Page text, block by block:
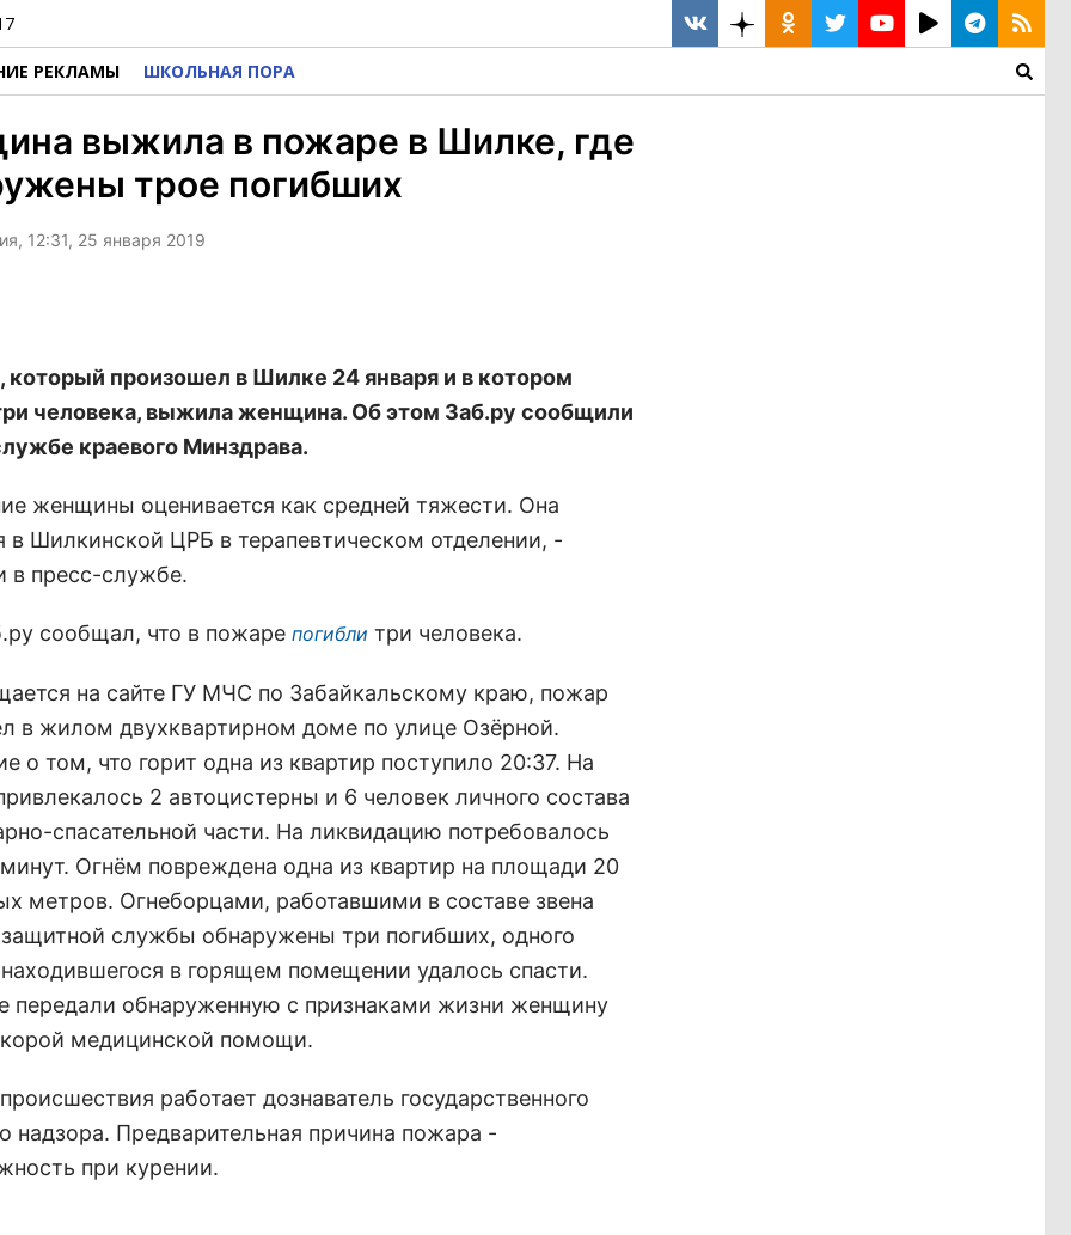
РЕКЛАМЫ ШКОЛЬНАЯ ПОРА
выжила в пожаре в Шилке, где
трое погибших
12:31, 25 января 2019
который произошел в Шилке 24 января и в котором
человека, выжила женщина. Об этом Заб.ру сообщили
краевого Минздрава.
женщины оценивается как средней тяжести. Она
в Шилкинской ЦРБ в терапевтическом отделении, -
в пресс-службе.
сообщал, что в пожаре погибли три человека.
на сайте ГУ МЧС по Забайкальскому краю, пожар
в жилом двухквартирном доме по улице Озёрной.
о том, что горит одна из квартир поступило 20:37. На
2 автоцистерны и 6 человек личного состава
спасательной части. На ликвидацию потребовалось
Огнём повреждена одна из квартир на площади 20
метров. Огнеборцами, работавшими в составе звена
службы обнаружены три погибших, одного
в горящем помещении удалось спасти.
передали обнаруженную с признаками жизни женщину
медицинской помощи.
работает дознаватель государственного
надзора. Предварительная причина пожара -
при курении.